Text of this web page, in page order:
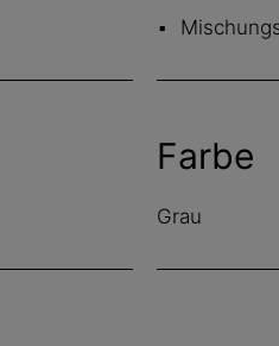
Farbe
Grau